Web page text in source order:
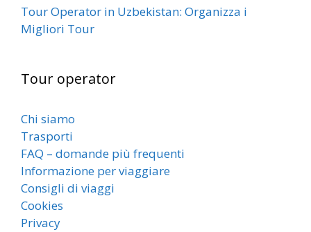
Tour Operator in Uzbekistan: Organizza i
Migliori Tour
Tour operator
Chi siamo
Trasporti
FAQ – domande più frequenti
Informazione per viaggiare
Consigli di viaggi
Cookies
Privacy